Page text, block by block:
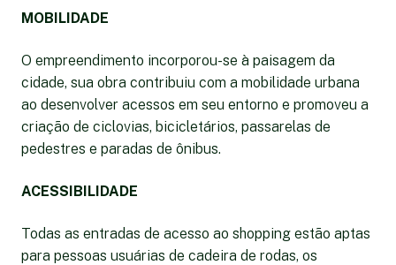
MOBILIDADE
O empreendimento incorporou-se à paisagem da
cidade, sua obra contribuiu com a mobilidade urbana
ao desenvolver acessos em seu entorno e promoveu a
criação de ciclovias, bicicletários, passarelas de
pedestres e paradas de ônibus.
ACESSIBILIDADE
Todas as entradas de acesso ao shopping estão aptas
para pessoas usuárias de cadeira de rodas, os